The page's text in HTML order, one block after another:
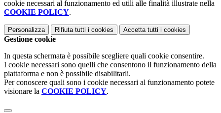
cookie necessari al funzionamento ed utili alle finalità illustrate nella
COOKIE POLICY.
Personalizza Rifiuta tutti i cookies Accetta tutti i cookies
Gestione cookie
In questa schermata è possibile scegliere quali cookie consentire.
I cookie necessari sono quelli che consentono il funzionamento della
piattaforma e non è possibile disabilitarli.
Per conoscere quali sono i cookie necessari al funzionamento potete
visionare la COOKIE POLICY.